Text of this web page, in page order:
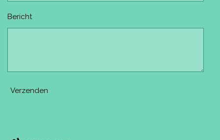
Bericht
Verzenden